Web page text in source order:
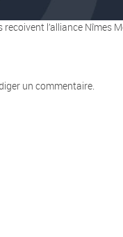
l’alliance Nîmes
un commentaire.